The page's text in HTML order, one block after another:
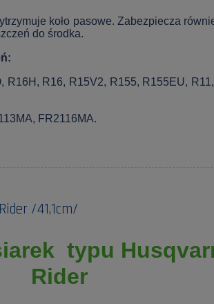
koło pasowe. Zabezpiecza
do środka.
R16H, R16, R15V2, R155, R155EU,
FR2116MA.
/41,1cm/
typu
Rider